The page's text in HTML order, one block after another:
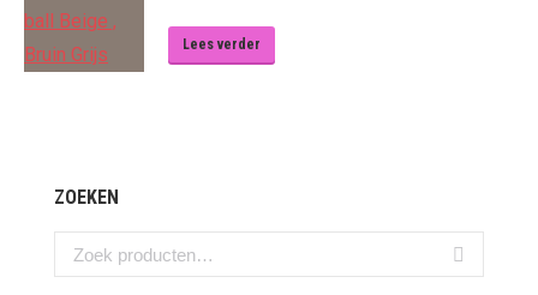
Lees verder
ZOEKEN